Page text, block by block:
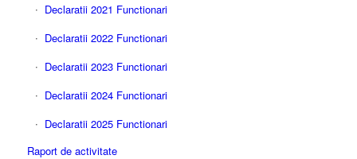
Declaratii 2021 Functionari
Declaratii 2022 Functionari
Declaratii 2023 Functionari
Declaratii 2024 Functionari
Declaratii 2025 Functionari
Raport de activitate